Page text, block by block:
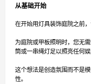
从基础开始
在开始用灯具装饰庭院之前
为庭院或甲板照明时，您无
筒或一串绳灯足以照亮任何娱
这个想法是创造氛围而不是
性。